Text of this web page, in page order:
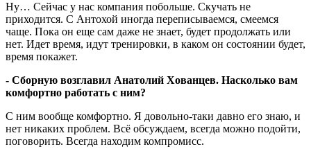
Ну… Сейчас у нас компания побольше. Скучать не
приходится. С Антохой иногда переписываемся, смеемся
чаще. Пока он еще сам даже не знает, будет продолжать или
нет. Идет время, идут тренировки, в каком он состоянии будет,
время покажет.
- Сборную возглавил Анатолий Хованцев. Насколько вам
комфортно работать с ним?
С ним вообще комфортно. Я довольно-таки давно его знаю, и
нет никаких проблем. Всё обсуждаем, всегда можно подойти,
поговорить. Всегда находим компромисс.